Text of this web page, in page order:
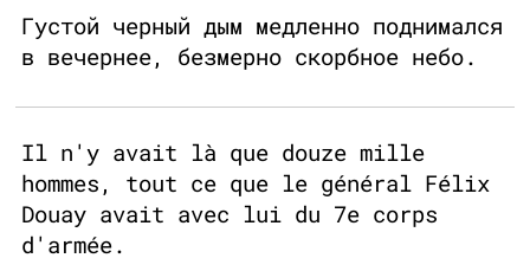
Густой черный дым медленно поднимался
в вечернее, безмерно скорбное небо.
Il n'y avait là que douze mille
hommes, tout ce que le général Félix
Douay avait avec lui du 7e corps
d'armée.